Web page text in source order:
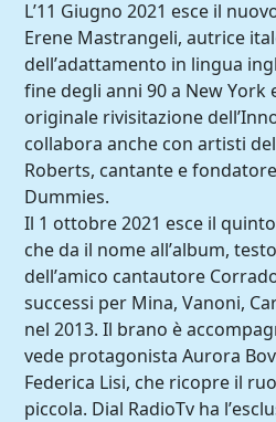
L’11 Giugno 2021 esce il
Erene Mastrangeli, autrice
dell’adattamento in lingua
fine degli anni 90 a New York
originale rivisitazione
collabora anche con artisti
Roberts, cantante e
Dummies.
Il 1 ottobre 2021 esce il
che da il nome all’album,
dell’amico cantautore
successi per Mina, Vanoni,
nel 2013. Il brano è
vede protagonista Aurora
Federica Lisi, che ricopre il
piccola. Dial RadioTv ha